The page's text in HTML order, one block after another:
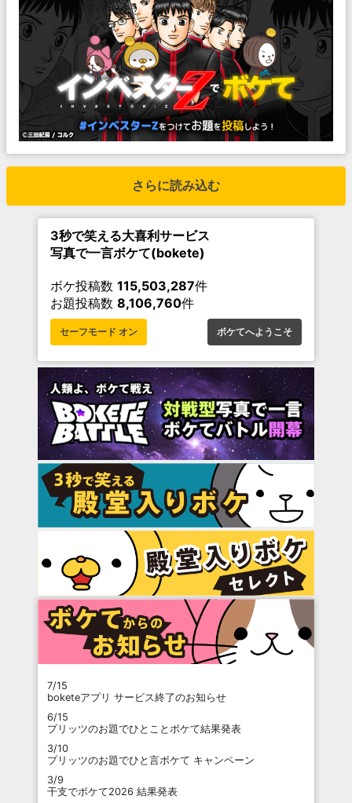
さらに読み込む
3秒で笑える大喜利サービス
写真で一言ボケて(bokete)
ボケ投稿数 115,503,287件
お題投稿数 8,106,760件
セーフモード オン ボケてへようこそ
7/15
boketeアプリ サービス終了のお知らせ
6/15
プリッツのお題でひとことボケて結果発表
3/10
プリッツのお題でひと言ボケて キャンペーン
3/9
干支でボケて2026 結果発表